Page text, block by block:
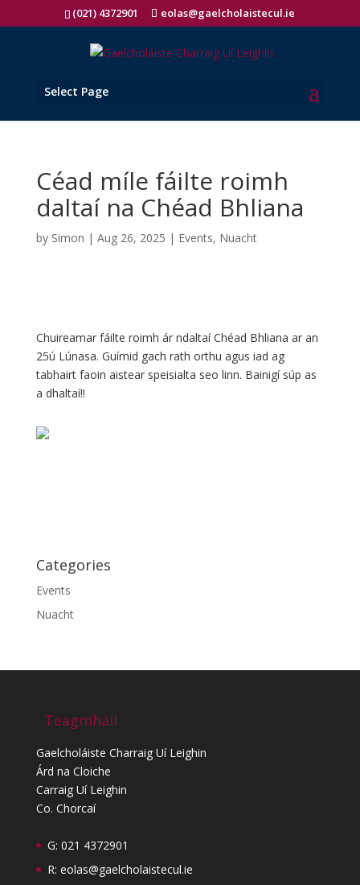
(021) 4372901 eolas@gaelcholaistecul.ie
Select Page
Céad míle fáilte roimh
daltaí na Chéad Bhliana
by Simon | Aug 26, 2025 | Events, Nuacht
Chuireamar fáilte roimh ár ndaltaí Chéad Bhliana ar an
25ú Lúnasa. Guímid gach rath orthu agus iad ag
tabhairt faoin aistear speisialta seo linn. Bainigí súp as
a dhaltaí!!
Categories
Events
Nuacht
Teagmháil
Gaelcholáiste Charraig Uí Leighin
Árd na Cloiche
Carraig Uí Leighin
Co. Chorcaí
G: 021 4372901
R: eolas@gaelcholaistecul.ie